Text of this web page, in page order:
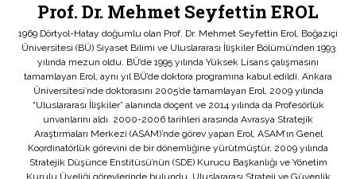
Prof. Dr. Mehmet Seyfettin EROL
1969 Dörtyol-Hatay doğumlu olan Prof. Dr. Mehmet Seyfettin Erol, Boğaziçi
Üniversitesi (BÜ) Siyaset Bilimi ve Uluslararası İlişkiler Bölümü’nden 1993
yılında mezun oldu. BÜ’de 1995 yılında Yüksek Lisans çalışmasını
tamamlayan Erol, aynı yıl BÜ’de doktora programına kabul edildi. Ankara
Üniversitesi’nde doktorasını 2005’de tamamlayan Erol, 2009 yılında
“Uluslararası İlişkiler” alanında doçent ve 2014 yılında da Profesörlük
unvanlarını aldı. 2000-2006 tarihleri arasında Avrasya Stratejik
Araştırmaları Merkezi (ASAM)’nde görev yapan Erol, ASAM’ın Genel
Koordinatörlük görevini de bir dönemliğine yürütmüştür. 2009 yılında
Stratejik Düşünce Enstitüsü’nün (SDE) Kurucu Başkanlığı ve Yönetim